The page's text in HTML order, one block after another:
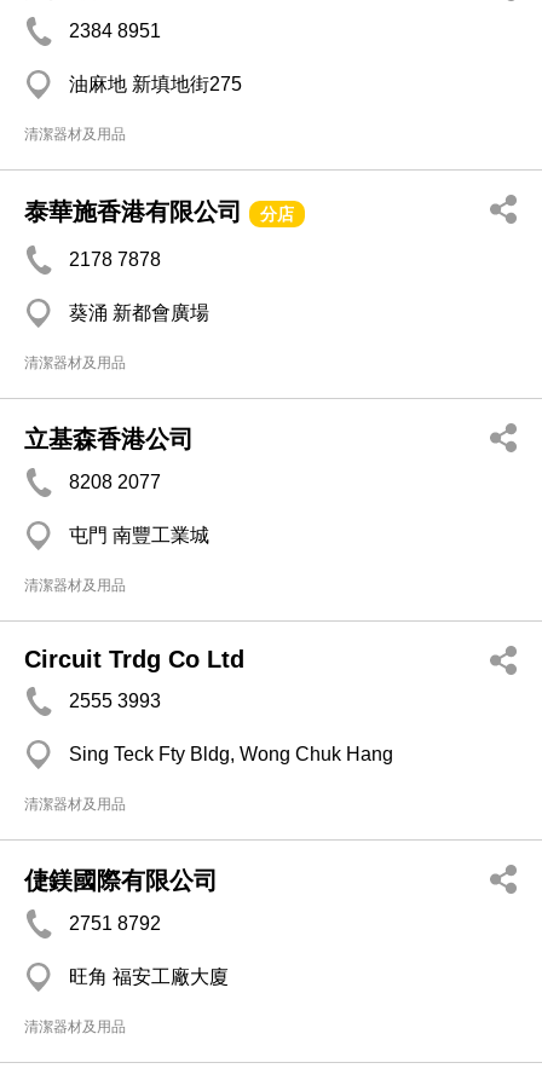
2384 8951
油麻地 新填地街275
清潔器材及用品
泰華施香港有限公司 分店
2178 7878
葵涌 新都會廣場
清潔器材及用品
立基森香港公司
8208 2077
屯門 南豐工業城
清潔器材及用品
Circuit Trdg Co Ltd
2555 3993
Sing Teck Fty Bldg, Wong Chuk Hang
清潔器材及用品
倢鎂國際有限公司
2751 8792
旺角 福安工廠大廈
清潔器材及用品